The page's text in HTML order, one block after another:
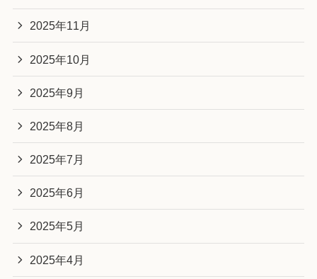
2025年11月
2025年10月
2025年9月
2025年8月
2025年7月
2025年6月
2025年5月
2025年4月